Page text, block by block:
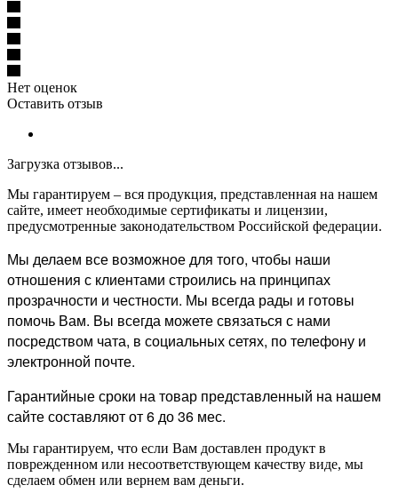
Нет оценок
Оставить отзыв
Загрузка отзывов...
Мы гарантируем – вся продукция, представленная на нашем
сайте, имеет необходимые сертификаты и лицензии,
предусмотренные законодательством Российской федерации.
Мы делаем все возможное для того, чтобы наши
отношения с клиентами строились на принципах
прозрачности и честности. Мы всегда рады и готовы
помочь Вам. Вы всегда можете связаться с нами
посредством чата, в социальных сетях, по телефону и
электронной почте.
Гарантийные сроки на товар представленный на нашем
сайте составляют от 6 до 36 мес.
Мы гарантируем, что если Вам доставлен продукт в
поврежденном или несоответствующем качеству виде, мы
сделаем обмен или вернем вам деньги.